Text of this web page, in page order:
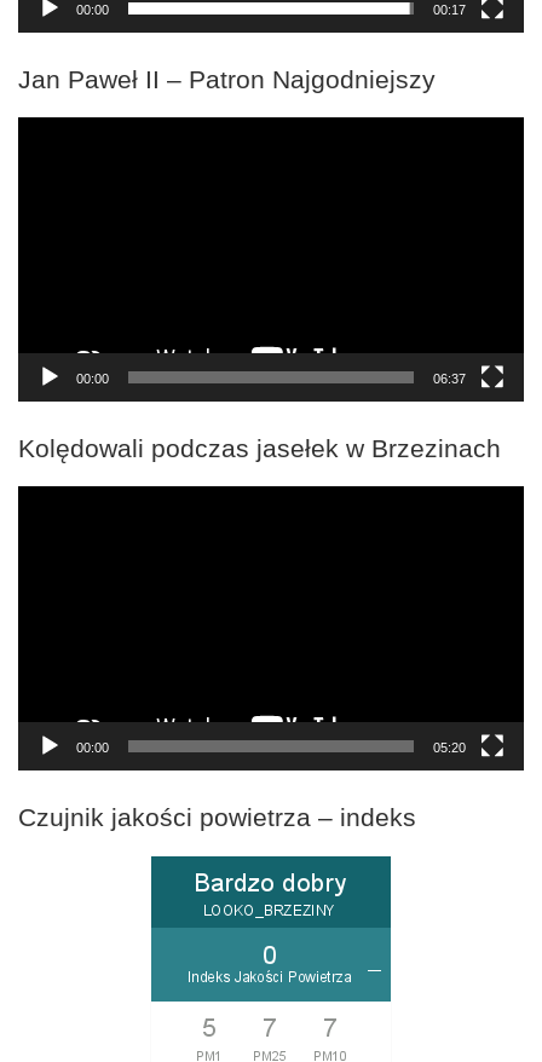
00:00 00:17
Jan Paweł II – Patron Najgodniejszy
00:00 06:37
Kolędowali podczas jasełek w Brzezinach
00:00 05:20
Czujnik jakości powietrza – indeks